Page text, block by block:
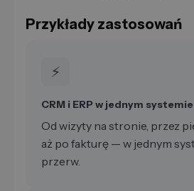
Przykłady zastosowań
⚡
CRM i ERP w jednym systemie
Od wizyty na stronie, przez
aż po fakturę — w jednym
przerw.